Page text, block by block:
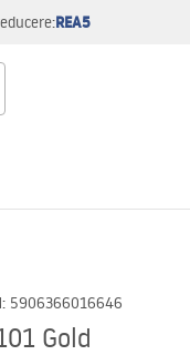
REA5
: 5906366016646
Gold